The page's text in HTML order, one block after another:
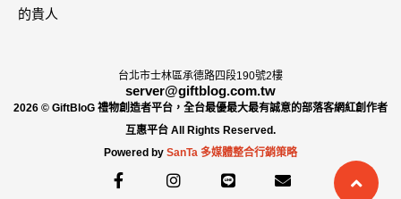
的貴人
台北市士林區承德路四段190號2樓
server@giftblog.com.tw
2026 © GiftBloG 禮物創造者平台，全台最優最大最有誠意的部落客網紅創作者
互惠平台 All Rights Reserved.
Powered by SanTa 多媒體整合行銷策略